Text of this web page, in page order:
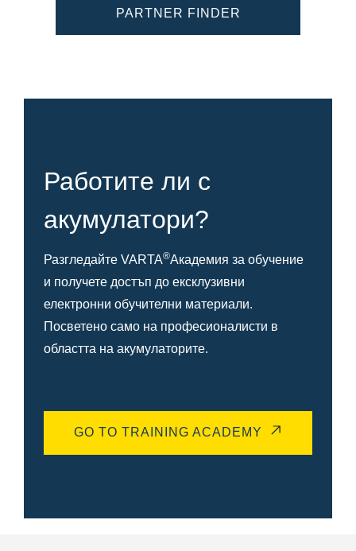
PARTNER FINDER
Работите ли с
акумулатори?
Разгледайте VARTA®Академия за обучение
и получете достъп до ексклузивни
електронни обучителни материали.
Посветено само на професионалисти в
областта на акумулаторите.
GO TO TRAINING ACADEMY